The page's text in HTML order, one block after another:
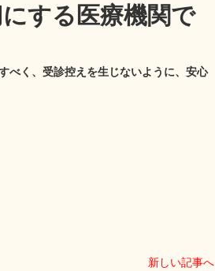
する医療機関で
べく、受診控えを生じないように、安心
新しい記事へ